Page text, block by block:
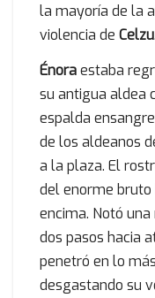
la mayoría de la
violencia de Celzu.
Énoraestaba
su antigua aldea
espalda
de los aldeanos
a la plaza. El
del enorme bruto
encima. Notó
dos pasos hacia
penetró en lo
desgastando su